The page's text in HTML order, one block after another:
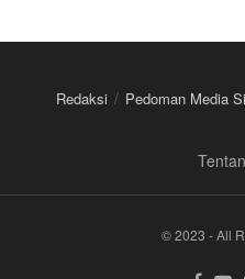
Redaksi Pedoman Media
© 2023 - All